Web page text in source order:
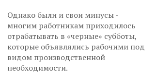
Однако были и свои минусы -
многим работникам приходилось
отрабатывать в «черные» субботы,
которые объявлялись рабочими под
видом производственной
необходимости.